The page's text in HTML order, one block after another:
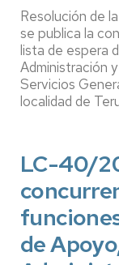
AL-
08/
listas
de
Resolución de
se publica la
lista de espera
Administración
Servicios
localidad de
LC-40/
de